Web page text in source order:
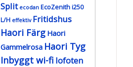
Split ecodan EcoZenith i250
L/H effektiv Fritidshus
Haori Färg Haori
Gammelrosa Haori Tyg
Inbyggt wi-fi lofoten